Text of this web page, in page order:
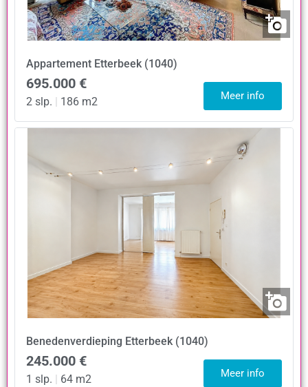
Appartement Etterbeek (1040)
695.000 €
2 slp. | 186 m2 Meer info
Benedenverdieping Etterbeek (1040)
245.000 €
1 slp. 64 m2 Meer info